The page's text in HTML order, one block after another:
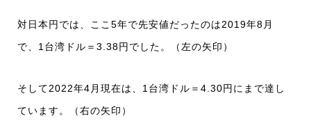
対日本円では、ここ5年で先安値だったのは2019年8月
で、1台湾ドル＝3.38円でした。（左の矢印）
そして2022年4月現在は、1台湾ドル＝4.30円にまで達し
ています。（右の矢印）